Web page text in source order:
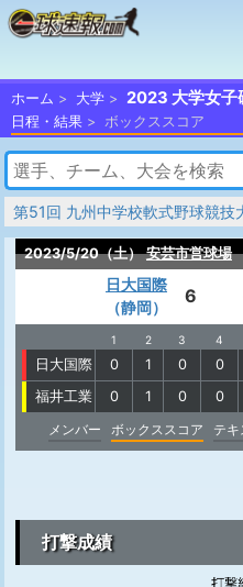
ホーム 大学 2023 大学女
日程・結果 ボックススコア
第51回 九州中学校軟式野球競技
2023/5/20（土） 安芸市営球場
日大国際
（静岡）
6
1 2 3 4
日大国際 0 1 0 0
福井工業
0 1 0 0
メンバー
ボックススコア テキ
打撃成績